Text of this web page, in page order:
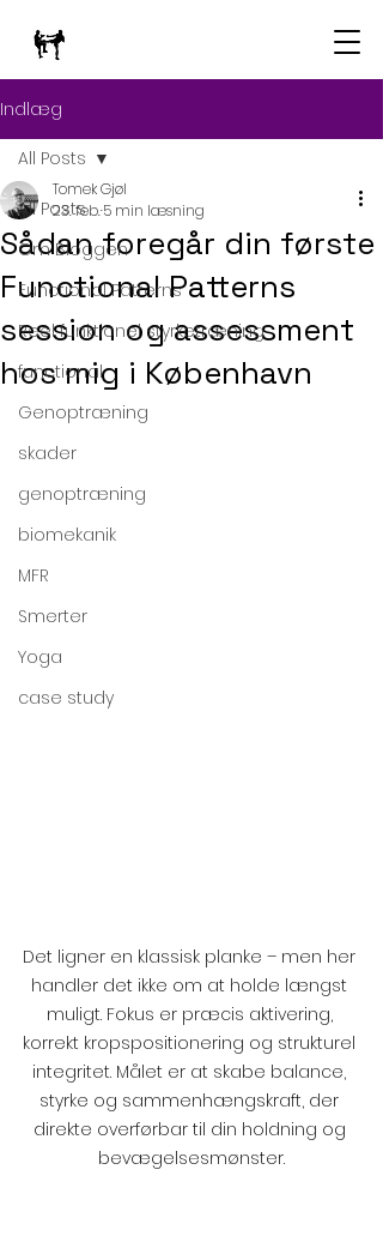
Indlæg
All Posts
Om Bloggen
Functional Patterns
Reel funktionel styrketræning
functional
Genoptræning
skader
genoptræning
biomekanik
MFR
Smerter
Yoga
case study
All Posts
Sådan foregår din første
Functional Patterns
session og assessment
hos mig i København
Tomek Gjøl
23. feb.5 min læsning
Det ligner en klassisk planke – men her
handler det ikke om at holde længst
muligt. Fokus er præcis aktivering,
korrekt kropspositionering og strukturel
integritet. Målet er at skabe balance,
styrke og sammenhængskraft, der
direkte overførbar til din holdning og
bevægelsesmønster.